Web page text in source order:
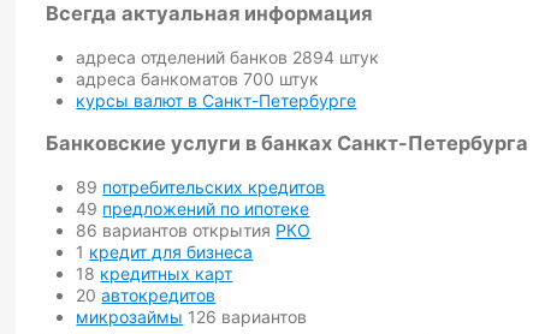
Всегда актуальная информация
адреса отделений банков 2894 штук
адреса банкоматов 700 штук
курсы валют в Санкт-Петербурге
Банковские услуги в банках Санкт-Петербурга
89 потребительских кредитов
49 предложений по ипотеке
86 вариантов открытия РКО
1 кредит для бизнеса
18 кредитных карт
20автокредитов
микрозаймы 126 вариантов